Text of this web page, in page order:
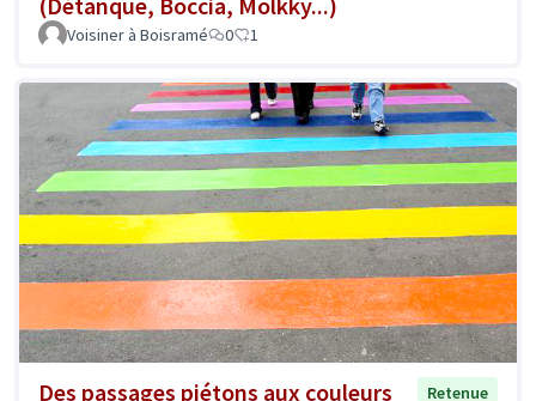
Voisiner à Boisramé 0 1
Des passages piétons aux couleurs
Retenue